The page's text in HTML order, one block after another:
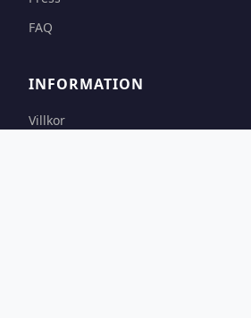
FAQ
INFORMATION
Villkor